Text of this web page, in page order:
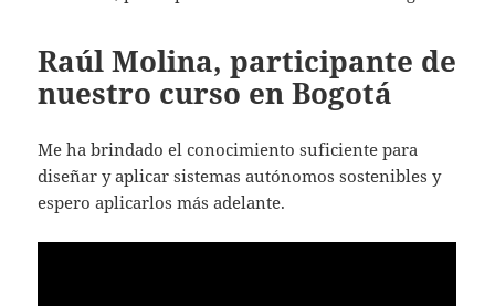
Raúl Molina, participante de
nuestro curso en Bogotá
Me ha brindado el conocimiento suficiente para
diseñar y aplicar sistemas autónomos sostenibles y
espero aplicarlos más adelante.